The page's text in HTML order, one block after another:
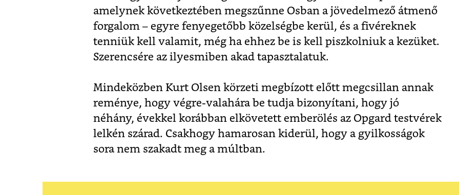
amelynek következtében megszűnne Osban a jövedelmező átmenő
forgalom – egyre fenyegetőbb közelségbe kerül, és a fivéreknek
tenniük kell valamit, még ha ehhez be is kell piszkolniuk a kezüket.
Szerencsére az ilyesmiben akad tapasztalatuk.
Mindeközben Kurt Olsen körzeti megbízott előtt megcsillan annak
reménye, hogy végre-valahára be tudja bizonyítani, hogy jó
néhány, évekkel korábban elkövetett emberölés az Opgard testvérek
lelkén szárad. Csakhogy hamarosan kiderül, hogy a gyilkosságok
sora nem szakadt meg a múltban.